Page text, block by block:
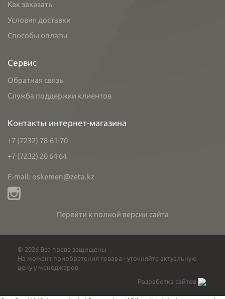
Как заказать
Условия доставки
Способы оплаты
Сервис
Обратная связь
Служба поддержки клиентов
Контакты интернет-магазина
+7 (7232) 78-61-70
+7 (7232) 20 64 64
E-mail: oskemen@zeta.kz
Перейти к полной версии сайта
© 2026 Все права защищены
На момент приобретения товара - уточняйте актуальную
цену у менеджеров
Разработка сайтов